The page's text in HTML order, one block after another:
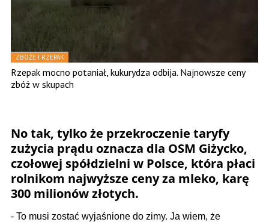
ZBOŻE I RZEPAK
Rzepak mocno potaniał, kukurydza odbija. Najnowsze ceny
zbóż w skupach
No tak, tylko że przekroczenie taryfy
zużycia prądu oznacza dla OSM Giżycko,
czołowej spółdzielni w Polsce, która płaci
rolnikom najwyższe ceny za mleko, karę
300 milionów złotych.
- To musi zostać wyjaśnione do zimy. Ja wiem, że